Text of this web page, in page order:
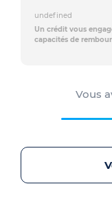
undefined
Un crédit vous
capacités de
Vous